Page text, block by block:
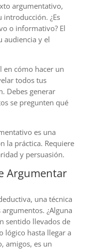
argumentativo,
introducción. ¿Es
o informativo? El
audiencia y el
en cómo hacer un
todos tus
Debes generar
se pregunten qué
es una
la práctica. Requiere
y persuasión.
Argumentar
una técnica
¿Alguna
sentido llevados de
lógico hasta llegar a
amigos, es un